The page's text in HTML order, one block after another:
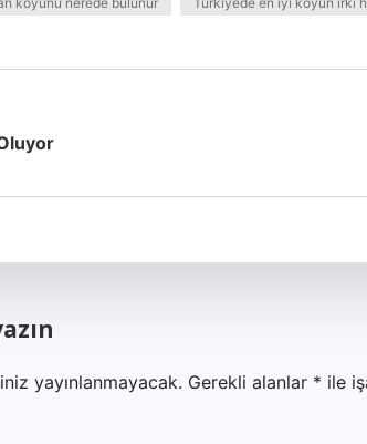
yayınlanmayacak. Gerekli alanlar * ile